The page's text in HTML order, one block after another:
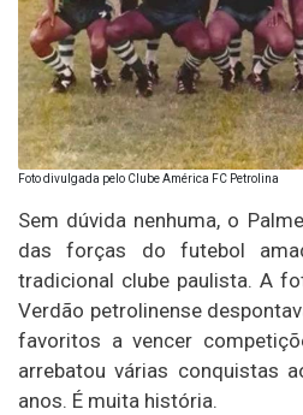
Foto divulgada pelo Clube América FC Petrolina
Sem dúvida nenhuma, o
das forças do futebol
tradicional clube paulista. A
Verdão petrolinense
favoritos a vencer
arrebatou várias conquistas
anos. É muita história.